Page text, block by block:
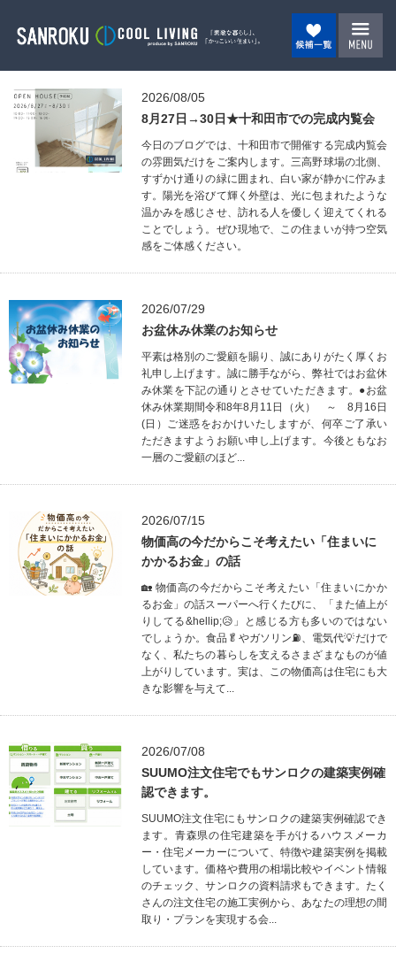
2026/08/05
8月27日→30日★十和田市での完成内覧会
今日のブログでは、十和田市で開催する完成内覧会
の雰囲気だけをご案内します。三高野球場の北側、
すずかけ通りの緑に囲まれ、白い家が静かに佇みま
す。陽光を浴びて輝く外壁は、光に包まれたような
温かみを感じさせ、訪れる人を優しく迎えてくれる
ことでしょう。ぜひ現地で、この住まいが持つ空気
感をご体感ください。
2026/07/29
お盆休み休業のお知らせ
平素は格別のご愛顧を賜り、誠にありがたく厚くお
礼申し上げます。誠に勝手ながら、弊社ではお盆休
み休業を下記の通りとさせていただきます。●お盆
休み休業期間令和8年8月11日（火） ～ 8月16日
(日）ご迷惑をおかけいたしますが、何卒ご了承い
ただきますようお願い申し上げます。今後ともなお
一層のご愛顧のほど...
2026/07/15
物価高の今だからこそ考えたい「住まいに
かかるお金」の話
🏡 物価高の今だからこそ考えたい「住まいにかか
るお金」の話スーパーへ行くたびに、「また値上が
りしてる&hellip;😥」と感じる方も多いのではない
でしょうか。食品🥬やガソリン⛽、電気代💡だけで
なく、私たちの暮らしを支えるさまざまなものが値
上がりしています。実は、この物価高は住宅にも大
きな影響を与えて...
2026/07/08
SUUMO注文住宅でもサンロクの建築実例確
認できます。
SUUMO注文住宅にもサンロクの建築実例確認でき
ます。青森県の住宅建築を手がけるハウスメーカ
ー・住宅メーカーについて、特徴や建築実例を掲載
しています。価格や費用の相場比較やイベント情報
のチェック、サンロクの資料請求もできます。たく
さんの注文住宅の施工実例から、あなたの理想の間
取り・プランを実現する会...